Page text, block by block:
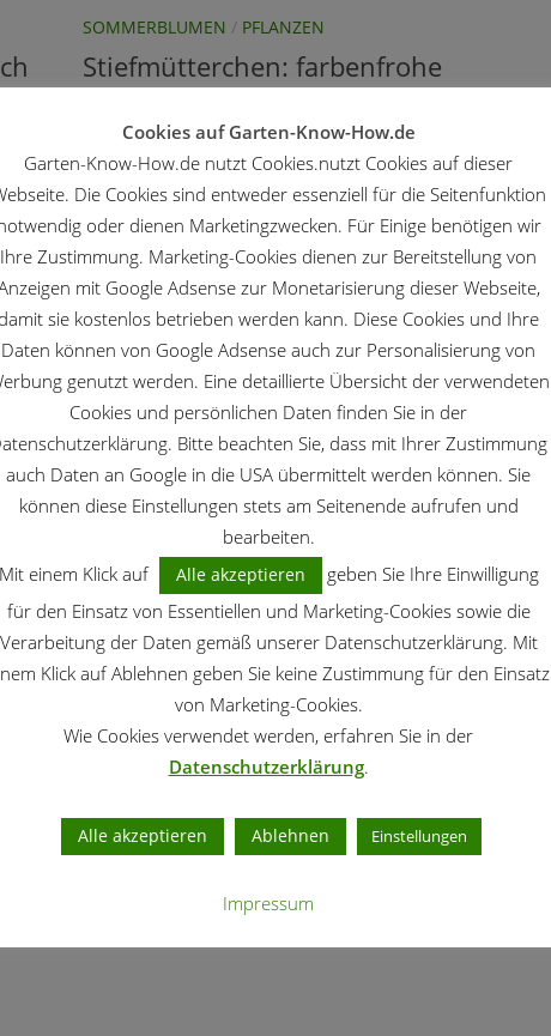
im
SOMMERBLUMEN / PFLANZEN
Stiefmütterchen: farbenfrohe
Die lustigen Gesichter der Stiefmütterchen
(Viola) erfreuen uns schon zeitig im Jahr. Sie
gehören zur Gattung der Veilchen. Sie werden
zur Frühjahrsbepflanzung von Kübeln und
Balkonkästen eingesetzt. Sie bringen erste...
1 2 3
Cookies auf Garten-Know-How.de
Garten-Know-How.de nutzt Cookies.nutzt Cookies auf dieser
Die Cookies sind entweder essenziell für die Seitenfunktion
oder dienen Marketingzwecken. Für Einige benötigen wir
Ihre Zustimmung. Marketing-Cookies dienen zur Bereitstellung von
mit Google Adsense zur Monetarisierung dieser Webseite,
sie kostenlos betrieben werden kann. Diese Cookies und Ihre
Daten können von Google Adsense auch zur Personalisierung von
genutzt werden. Eine detaillierte Übersicht der verwendeten
Cookies und persönlichen Daten finden Sie in der
Bitte beachten Sie, dass mit Ihrer Zustimmung
auch Daten an Google in die USA übermittelt werden können. Sie
können diese Einstellungen stets am Seitenende aufrufen und
bearbeiten.
einem Klick auf
Alle akzeptieren
geben Sie Ihre Einwilligung
für den Einsatz von Essentiellen und Marketing-Cookies sowie die
Verarbeitung der Daten gemäß unserer Datenschutzerklärung. Mit
Klick auf Ablehnen geben Sie keine Zustimmung für den Einsatz
von Marketing-Cookies.
Wie Cookies verwendet werden, erfahren Sie in der
Datenschutzerklärung.
Alle akzeptieren Ablehnen Einstellungen
Impressum